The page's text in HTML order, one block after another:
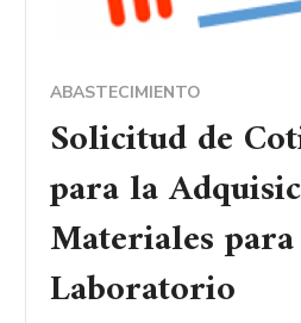
ABASTECIMIENTO
Solicitud de
para la
Materiales para
Laboratorio